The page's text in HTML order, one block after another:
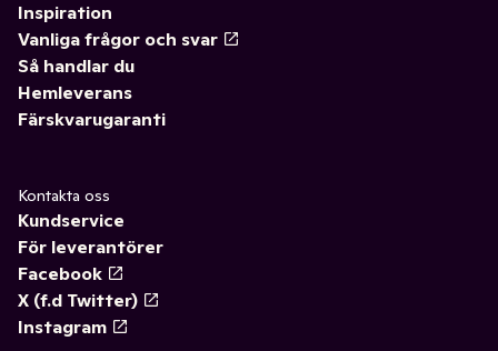
Inspiration
Vanliga frågor och svar
Så handlar du
Hemleverans
Färskvarugaranti
Kontakta oss
Kundservice
För leverantörer
Facebook
X (f.d Twitter)
Instagram